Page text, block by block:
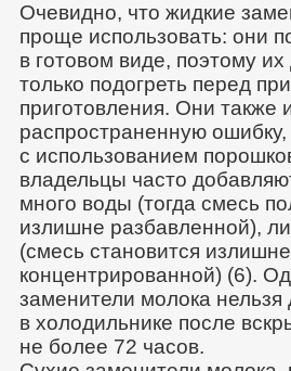
Очевидно, что жидкие
проще использовать: они
в готовом виде, поэтому их
только подогреть перед
приготовления. Они также
распространенную
с использованием
владельцы часто
много воды (тогда смесь
излишне разбавленной),
(смесь становится излишне
концентрированной) (6).
заменители молока нельзя
в холодильнике после
не более 72 часов.